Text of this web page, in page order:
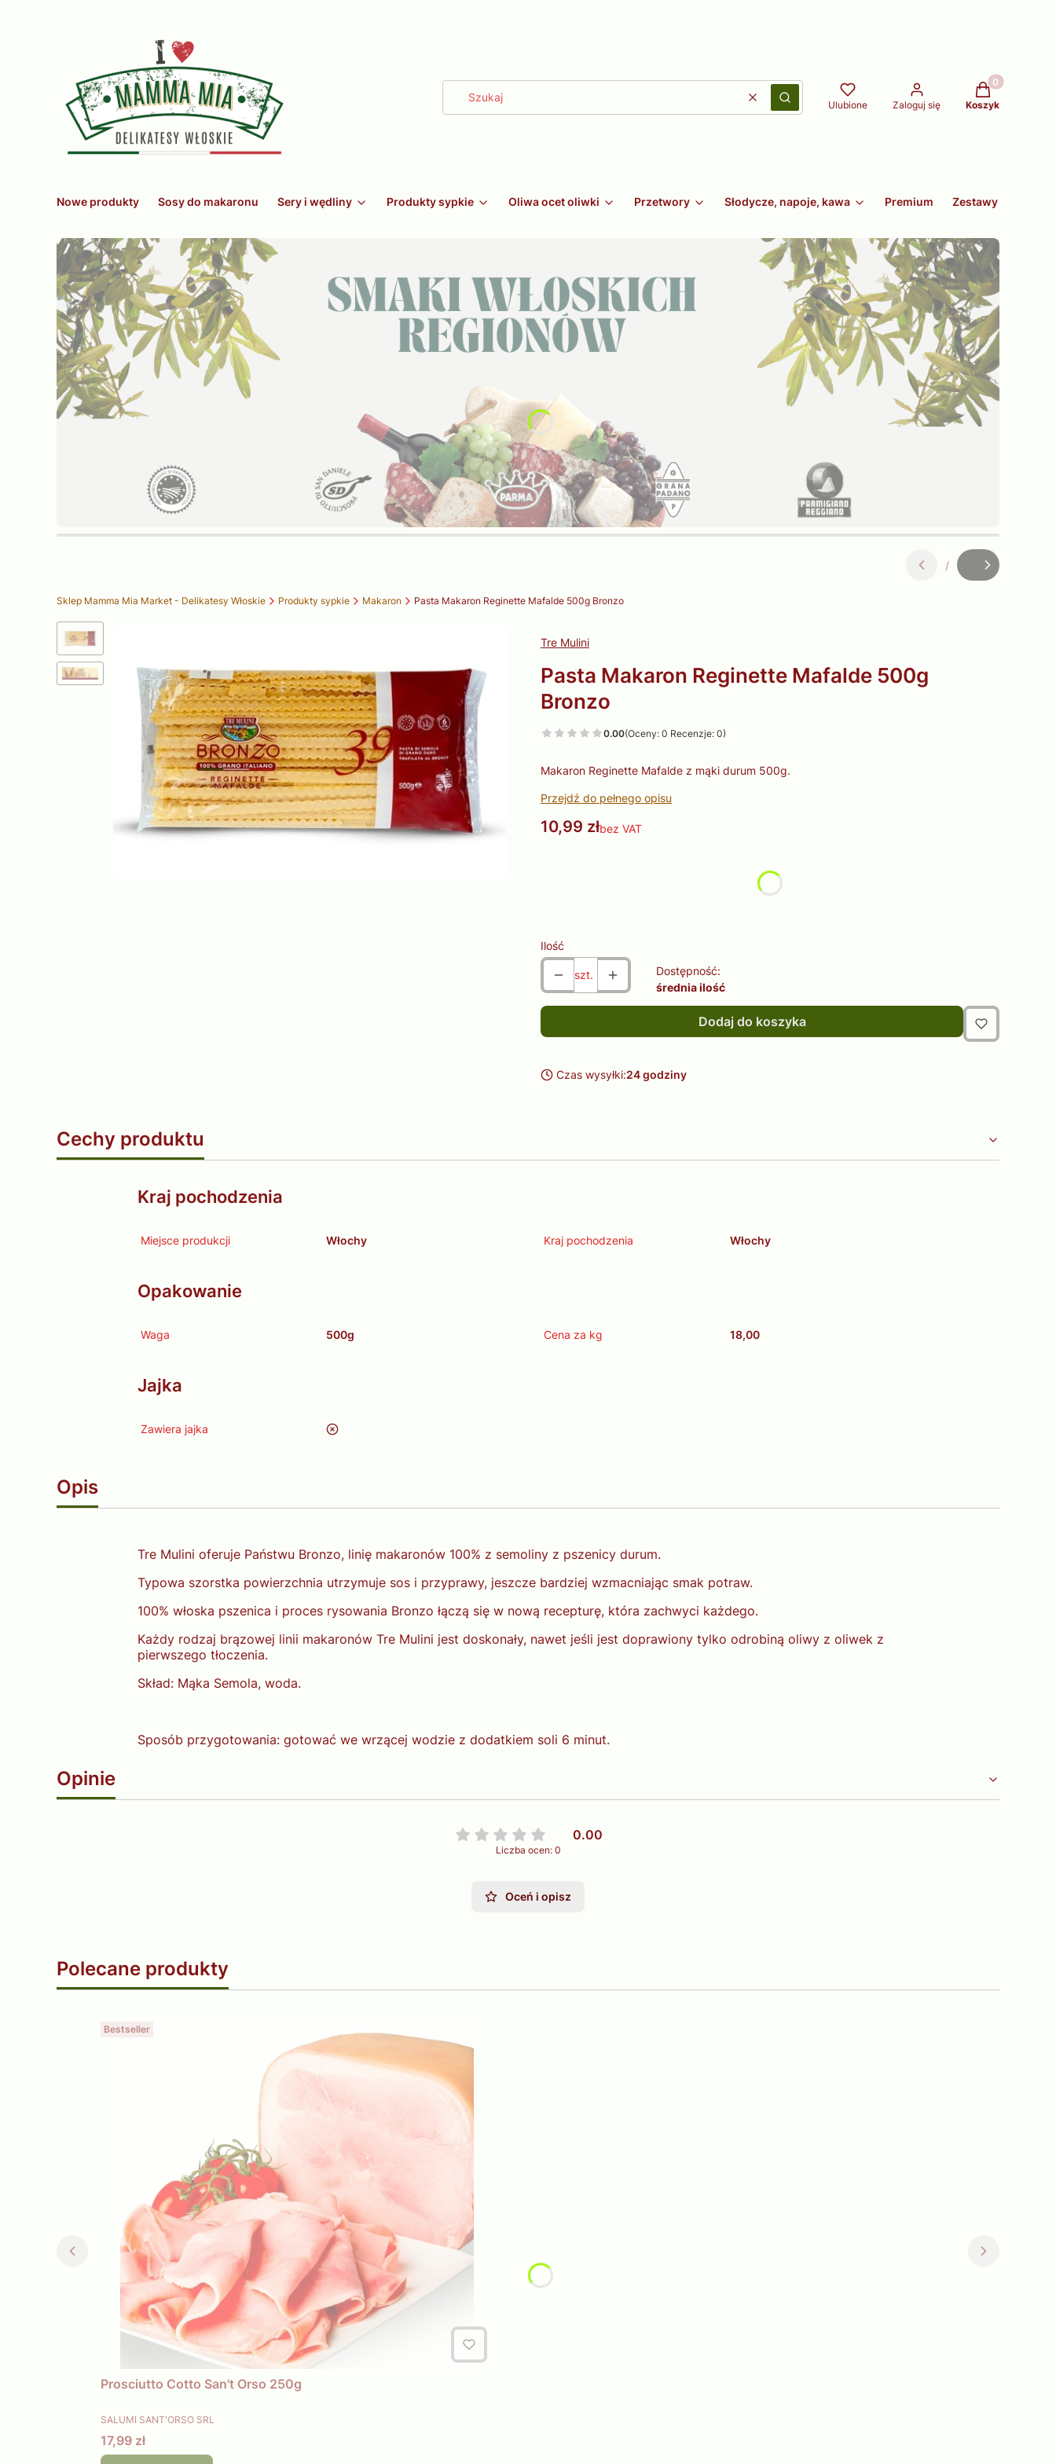
WyczyśćSzukaj Ulubione Zaloguj się
Produkty w
Koszyk
Nowe produkty Sosy do makaronu Sery i wędliny Produkty sypkie Oliwa ocet oliwki Przetwory Słodycze, napoje, kawa Premium Zestawy
Slajd
/
z
Sklep Mamma Mia Market - Delikatesy Włoskie Produkty sypkie Makaron Pasta Makaron Reginette Mafalde 500g Bronzo
Tre Mulini
Pasta Makaron Reginette Mafalde 500g
Bronzo
0.00(Oceny: 0 Recenzje: 0)
Makaron Reginette Mafalde z mąki durum 500g.
Przejdź do pełnego opisu
Cena
10,99 złbez VAT
Poszczególne warianty mogą różnić się ceną
Ilość
szt.
Dostępność:
średnia ilość
Dodaj do koszyka
Czas wysyłki:24 godziny
Cechy produktu
Kraj pochodzenia
Miejsce produkcji Włochy Kraj pochodzenia Włochy
Opakowanie
Waga 500g Cena za kg 18,00
Jajka
Zawiera jajka nie
Opis
Tre Mulini oferuje Państwu Bronzo, linię makaronów 100% z semoliny z pszenicy durum.
Typowa szorstka powierzchnia utrzymuje sos i przyprawy, jeszcze bardziej wzmacniając smak potraw.
100% włoska pszenica i proces rysowania Bronzo łączą się w nową recepturę, która zachwyci każdego.
Każdy rodzaj brązowej linii makaronów Tre Mulini jest doskonały, nawet jeśli jest doprawiony tylko odrobiną oliwy z oliwek z
pierwszego tłoczenia.
Skład: Mąka Semola, woda.
Sposób przygotowania: gotować we wrzącej wodzie z dodatkiem soli 6 minut.
Opinie
0.00
Liczba ocen: 0
Oceń i opisz
Polecane produkty
Bestseller
Prosciutto Cotto San't Orso 250g
PRODUCENT
SALUMI SANT'ORSO SRL
Cena
17,99 zł